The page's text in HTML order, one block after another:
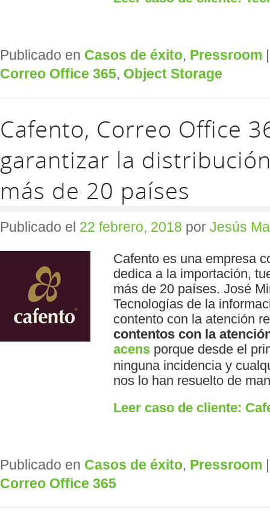
Publicado en Casos de éxito, Pressroom
Correo Office 365, Object Storage
Cafento, Correo Office
garantizar la
más de 20 países
Publicado el 22 febrero, 2018 por Jesús
Cafento es una empresa
dedica a la importación,
más de 20 países. José
Tecnologías de la
contento con la atención
contentos con la
acensporque desde el
ninguna incidencia y
nos lo han resuelto de
Leer caso de cliente:
Publicado en Casos de éxito, Pressroom
Correo Office 365